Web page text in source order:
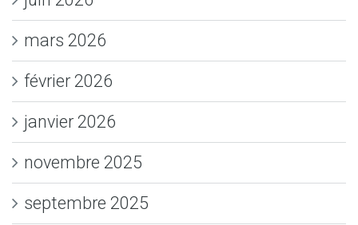
mars 2026
février 2026
janvier 2026
novembre 2025
septembre 2025